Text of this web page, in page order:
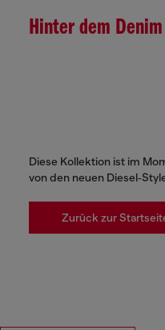
Hinter dem Denim
Diese Kollektion ist im
von den neuen
Zurück zur